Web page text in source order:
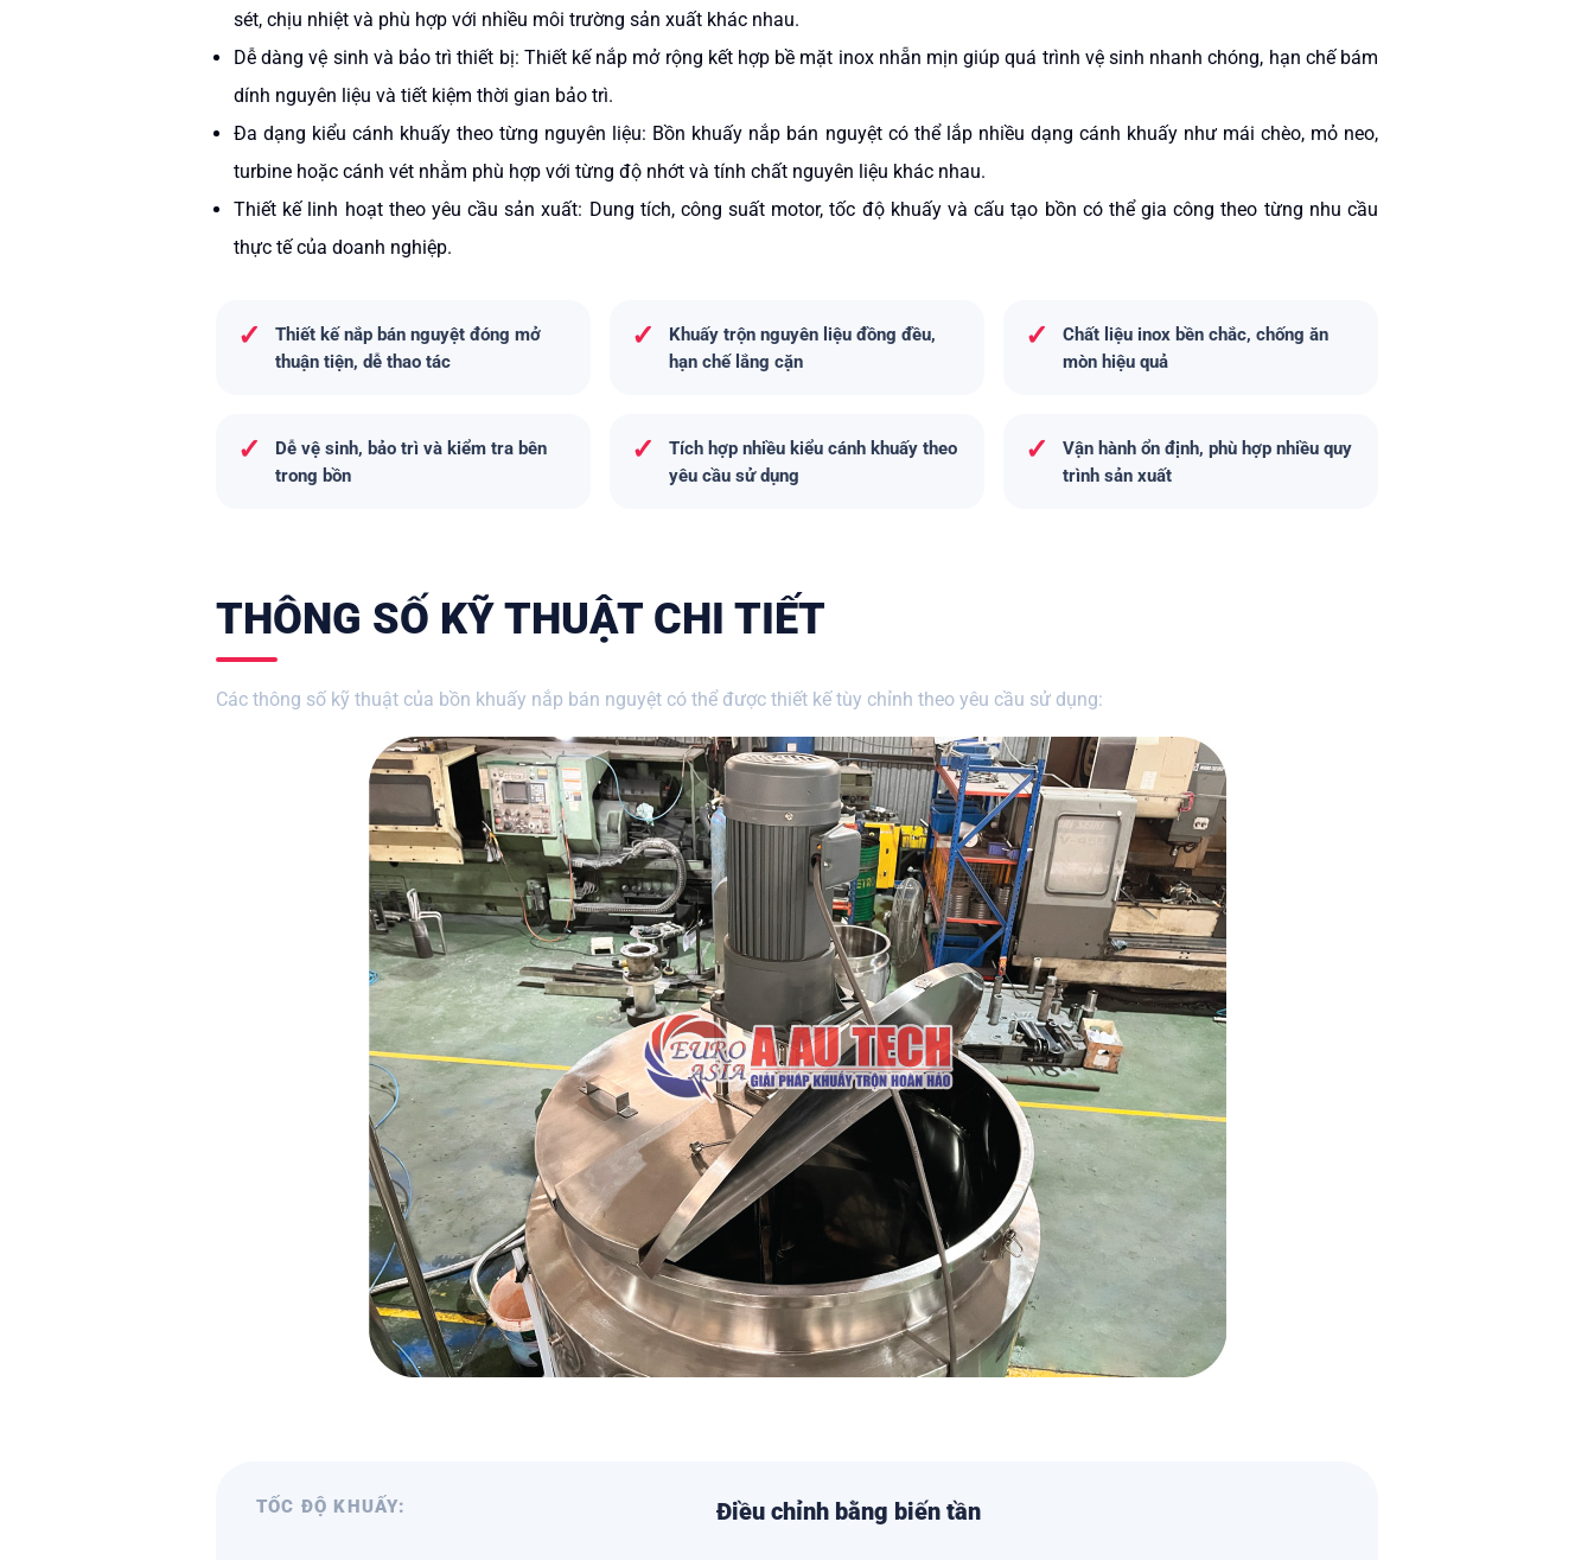
sét, chịu nhiệt và phù hợp với nhiều môi trường sản xuất khác nhau.
Dễ dàng vệ sinh và bảo trì thiết bị: Thiết kế nắp mở rộng kết hợp bề mặt inox nhẵn mịn giúp quá trình vệ sinh nhanh chóng, hạn chế bám
dính nguyên liệu và tiết kiệm thời gian bảo trì.
Đa dạng kiểu cánh khuấy theo từng nguyên liệu: Bồn khuấy nắp bán nguyệt có thể lắp nhiều dạng cánh khuấy như mái chèo, mỏ neo,
turbine hoặc cánh vét nhằm phù hợp với từng độ nhớt và tính chất nguyên liệu khác nhau.
Thiết kế linh hoạt theo yêu cầu sản xuất: Dung tích, công suất motor, tốc độ khuấy và cấu tạo bồn có thể gia công theo từng nhu cầu
thực tế của doanh nghiệp.
✓
Thiết kế nắp bán nguyệt đóng mở
thuận tiện, dễ thao tác
✓
Khuấy trộn nguyên liệu đồng đều,
hạn chế lắng cặn
✓
Chất liệu inox bền chắc, chống ăn
mòn hiệu quả
✓
Dễ vệ sinh, bảo trì và kiểm tra bên
trong bồn
✓
Tích hợp nhiều kiểu cánh khuấy theo
yêu cầu sử dụng
✓
Vận hành ổn định, phù hợp nhiều quy
trình sản xuất
THÔNG SỐ KỸ THUẬT CHI TIẾT
Các thông số kỹ thuật của bồn khuấy nắp bán nguyệt có thể được thiết kế tùy chỉnh theo yêu cầu sử dụng:
TỐC ĐỘ KHUẤY: Điều chỉnh bằng biến tần